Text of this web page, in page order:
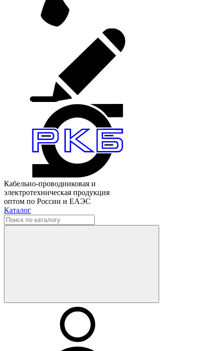
Кабельно-проводниковая и
электротехническая продукция
оптом по России и ЕАЭС
Каталог